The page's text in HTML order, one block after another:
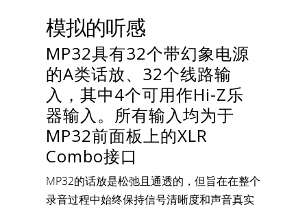
模拟的听感
MP32具有32个带幻象电源
的A类话放、32个线路输
入，其中4个可用作Hi-Z乐
器输入。所有输入均为于
MP32前面板上的XLR
Combo接口
MP32的话放是松弛且通透的，但旨在在整个
录音过程中始终保持信号清晰度和声音真实